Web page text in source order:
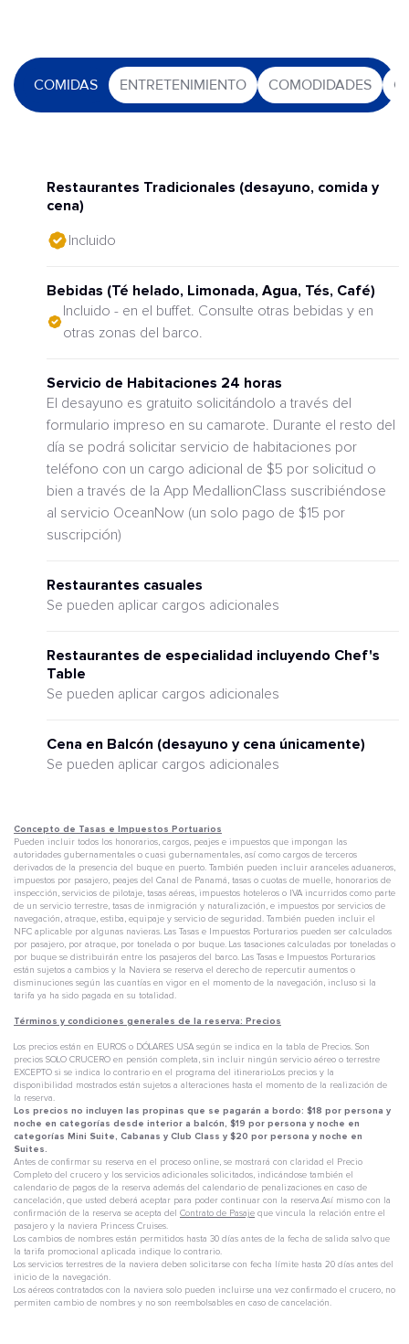
COMIDAS ENTRETENIMIENTO COMODIDADES
Restaurantes Tradicionales (desayuno, comida y
cena)
Incluido
Bebidas (Té helado, Limonada, Agua, Tés, Café)
Incluido - en el buffet. Consulte otras bebidas y en
otras zonas del barco.
Servicio de Habitaciones 24 horas
El desayuno es gratuito solicitándolo a través del
formulario impreso en su camarote. Durante el resto del
día se podrá solicitar servicio de habitaciones por
teléfono con un cargo adicional de $5 por solicitud o
bien a través de la App MedallionClass suscribiéndose
al servicio OceanNow (un solo pago de $15 por
suscripción)
Restaurantes casuales
Se pueden aplicar cargos adicionales
Restaurantes de especialidad incluyendo Chef's
Table
Se pueden aplicar cargos adicionales
Cena en Balcón (desayuno y cena únicamente)
Se pueden aplicar cargos adicionales
Concepto de Tasas e Impuestos Portuarios
Pueden incluir todos los honorarios, cargos, peajes e impuestos que impongan las
autoridades gubernamentales o cuasi gubernamentales, así como cargos de terceros
derivados de la presencia del buque en puerto. También pueden incluir aranceles aduaneros,
impuestos por pasajero, peajes del Canal de Panamá, tasas o cuotas de muelle, honorarios de
inspección, servicios de pilotaje, tasas aéreas, impuestos hoteleros o IVA incurridos como parte
de un servicio terrestre, tasas de inmigración y naturalización, e impuestos por servicios de
navegación, atraque, estiba, equipaje y servicio de seguridad. También pueden incluir el
NFC aplicable por algunas navieras. Las Tasas e Impuestos Porturarios pueden ser calculados
por pasajero, por atraque, por tonelada o por buque. Las tasaciones calculadas por toneladas o
por buque se distribuirán entre los pasajeros del barco. Las Tasas e Impuestos Porturarios
están sujetos a cambios y la Naviera se reserva el derecho de repercutir aumentos o
disminuciones según las cuantías en vigor en el momento de la navegación, incluso si la
tarifa ya ha sido pagada en su totalidad.
Términos y condiciones generales de la reserva: Precios
Los precios están en EUROS o DÓLARES USA según se indica en la tabla de Precios. Son
precios SOLO CRUCERO en pensión completa, sin incluir ningún servicio aéreo o terrestre
EXCEPTO si se indica lo contrario en el programa del itinerario.Los precios y la
disponibilidad mostrados están sujetos a alteraciones hasta el momento de la realización de
la reserva.
Los precios no incluyen las propinas que se pagarán a bordo: $18 por persona y
noche en categorías desde interior a balcón, $19 por persona y noche en
categorías Mini Suite, Cabanas y Club Class y $20 por persona y noche en
Suites.
Antes de confirmar su reserva en el proceso online, se mostrará con claridad el Precio
Completo del crucero y los servicios adicionales solicitados, indicándose también el
calendario de pagos de la reserva además del calendario de penalizaciones en caso de
cancelación, que usted deberá aceptar para poder continuar con la reserva.Así mismo con la
confirmación de la reserva se acepta del Contrato de Pasaje que vincula la relación entre el
pasajero y la naviera Princess Cruises.
Los cambios de nombres están permitidos hasta 30 días antes de la fecha de salida salvo que
la tarifa promocional aplicada indique lo contrario.
Los servicios terrestres de la naviera deben solicitarse con fecha límite hasta 20 días antes del
inicio de la navegación.
Los aéreos contratados con la naviera solo pueden incluirse una vez confirmado el crucero, no
permiten cambio de nombres y no son reembolsables en caso de cancelación.